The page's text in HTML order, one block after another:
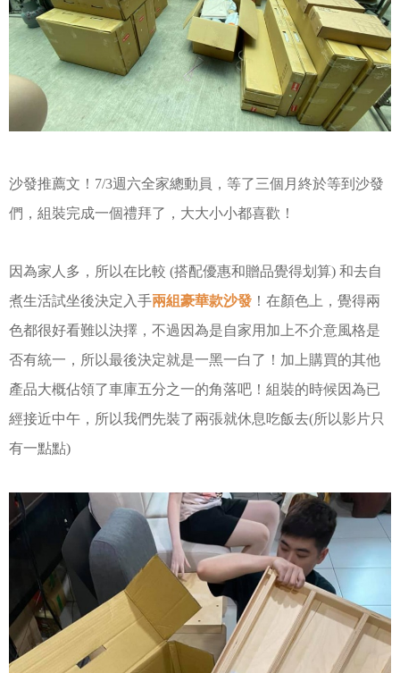
沙發推薦文！7/3週六全家總動員，等了三個月終於等到沙發
們， 組裝完成一個禮拜了，大大小小都喜歡！
因為家人多，所以在比較 (搭配優惠和贈品覺得划算) 和去自
煮生活試坐後決定入手兩組豪華款沙發 ！在顏色上，覺得兩
色都很好看難以決擇，不過因為是自家用加上不介意風格是
否有統一， 所以最後決定就是一黑一白了！ 加上購買的其他
產品大概佔領了車庫五分之一的角落吧！ 組裝的時候因為已
經接近中午，所以我們先裝了兩張就休息吃飯去(所以影片只
有一點點)